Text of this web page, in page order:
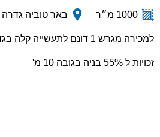
1000 מ״ר באר טוביה גדרה
למכירה מגרש 1 דונם לתעשייה קלה בגדרה באר טוביה
זכויות ל 55% בניה בגובה 10 מ'